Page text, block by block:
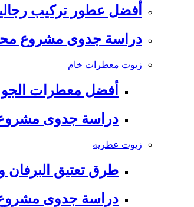
أفضل عطور تركيب رجالية
دراسة جدوى مشروع محل
زيوت معطرات خام
أفضل معطرات الجو
دراسة جدوى مشروع
زيوت عطريه
طرق تعتيق البرفان
دراسة جدوى مشروع